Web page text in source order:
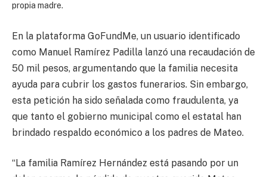
propia madre.
En la plataforma GoFundMe, un usuario identificado
como Manuel Ramírez Padilla lanzó una recaudación de
50 mil pesos, argumentando que la familia necesita
ayuda para cubrir los gastos funerarios. Sin embargo,
esta petición ha sido señalada como fraudulenta, ya
que tanto el gobierno municipal como el estatal han
brindado respaldo económico a los padres de Mateo.
“La familia Ramírez Hernández está pasando por un